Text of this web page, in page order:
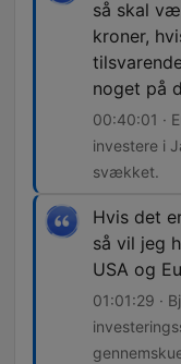
så skal
kroner,
noget på
00:40:01 ·
investere i
svækket.
Hvis det
så vil jeg
USA og
01:01:29 ·